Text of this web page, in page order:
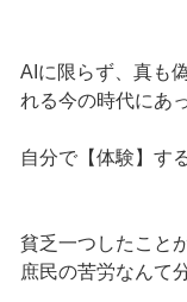
AIに限らず、真も
れる今の時代にあ
自分で【体験】す
貧乏一つしたこと
庶民の苦労なんて